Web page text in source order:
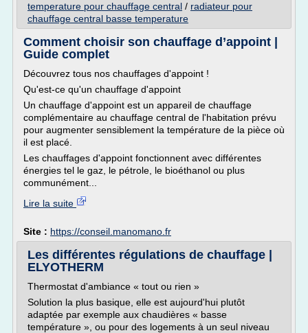
temperature pour chauffage central / radiateur pour
chauffage central basse temperature
Comment choisir son chauffage d’appoint |
Guide complet
Découvrez tous nos chauffages d'appoint !
Qu'est-ce qu'un chauffage d'appoint
Un chauffage d'appoint est un appareil de chauffage
complémentaire au chauffage central de l'habitation prévu
pour augmenter sensiblement la température de la pièce où
il est placé.
Les chauffages d'appoint fonctionnent avec différentes
énergies tel le gaz, le pétrole, le bioéthanol ou plus
communément...
Lire la suite
Site : https://conseil.manomano.fr
Les différentes régulations de chauffage |
ELYOTHERM
Thermostat d'ambiance « tout ou rien »
Solution la plus basique, elle est aujourd'hui plutôt
adaptée par exemple aux chaudières « basse
température », ou pour des logements à un seul niveau